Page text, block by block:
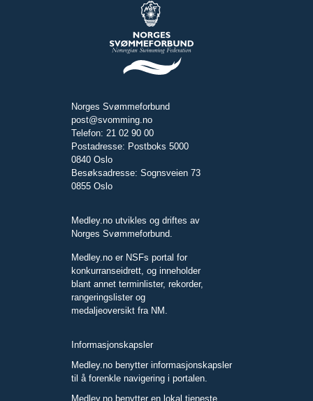
Norges Svømmeforbund
post@svomming.no
Telefon: 21 02 90 00
Postadresse: Postboks 5000
0840 Oslo
Besøksadresse: Sognsveien 73
0855 Oslo
Medley.no utvikles og driftes av
Norges Svømmeforbund.
Medley.no er NSFs portal for
konkurranseidrett, og inneholder
blant annet terminlister, rekorder,
rangeringslister og
medaljeoversikt fra NM.
Informasjonskapsler
Medley.no benytter informasjonskapsler
til å forenkle navigering i portalen.
Medley.no benytter en lokal tjeneste